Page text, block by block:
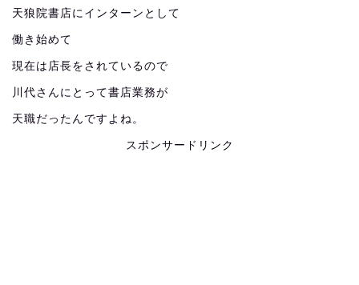
天狼院書店にインターンとして
働き始めて
現在は店長をされているので
川代さんにとって書店業務が
天職だったんですよね。
スポンサードリンク